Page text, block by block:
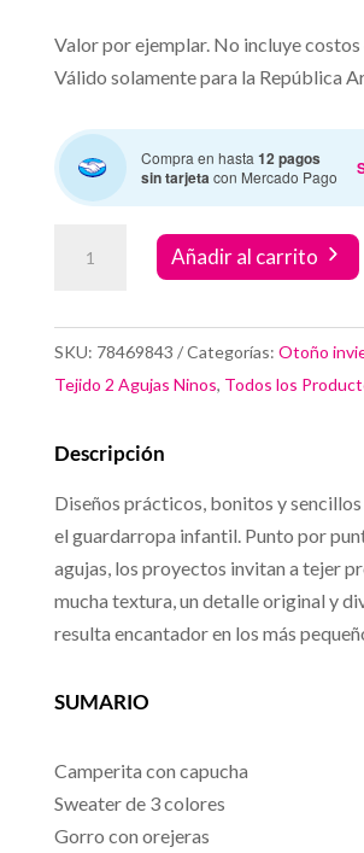
Valor por ejemplar. No incluye costos
Válido solamente para la República
Compra en hasta12 pagos
sin tarjetacon Mercado Pago
AgujasTejidos
Añadir al carrito
SKU: 78469843 Categorías: Otoño
Tejido 2 Agujas Ninos, Todos los
Descripción
Diseños prácticos, bonitos y
el guardarropa infantil. Punto por
agujas, los proyectos invitan a tejer
mucha textura, un detalle original y
resulta encantador en los más
SUMARIO
Camperita con capucha
Sweater de 3 colores
Gorro con orejeras